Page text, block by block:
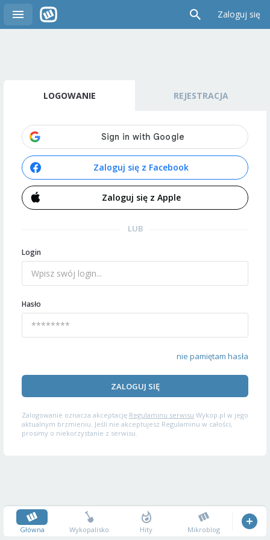
Zaloguj się
LOGOWANIE REJESTRACJA
Zaloguj się z Facebook
Zaloguj się z Apple
LUB
Login
Hasło
nie pamiętam hasła
ZALOGUJ SIĘ
Zalogowanie oznacza akceptację Regulaminu serwisu Wykop.pl w jego
aktualnym brzmieniu. Jeśli nie akceptujesz Regulaminu w całości,
prosimy o niekorzystanie z serwisu.
Główna Wykopalisko Hity Mikroblog